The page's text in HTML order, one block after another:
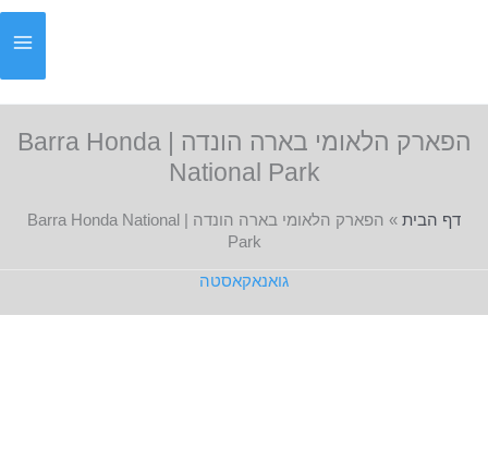
הפארק הלאומי בארה הונדה | Barra Honda
National Park
דף הבית »
הפארק הלאומי בארה הונדה | Barra Honda National
Park
גואנאקאסטה